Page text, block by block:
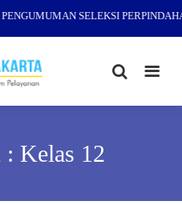
PENGUMUMAN SELEKSI
Kelas 12